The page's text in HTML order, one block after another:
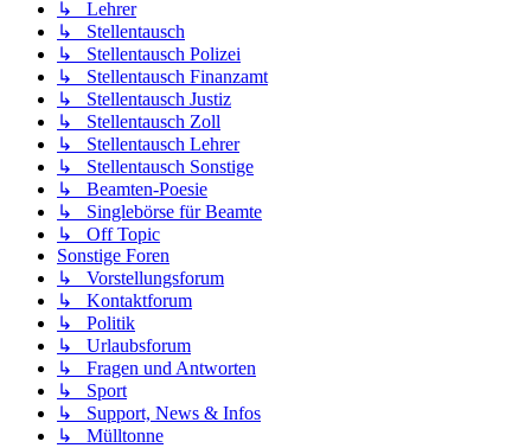
↳ Lehrer
↳ Stellentausch
↳ Stellentausch Polizei
↳ Stellentausch Finanzamt
↳ Stellentausch Justiz
↳ Stellentausch Zoll
↳ Stellentausch Lehrer
↳ Stellentausch Sonstige
↳ Beamten-Poesie
↳ Singlebörse für Beamte
↳ Off Topic
Sonstige Foren
↳ Vorstellungsforum
↳ Kontaktforum
↳ Politik
↳ Urlaubsforum
↳ Fragen und Antworten
↳ Sport
↳ Support, News & Infos
↳ Mülltonne